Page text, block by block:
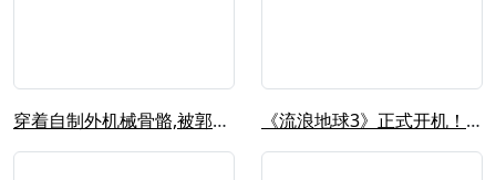
穿着自制外机械骨骼,被郭帆导演选入《... 《流浪地球3》正式开机！央视主播邹韵...